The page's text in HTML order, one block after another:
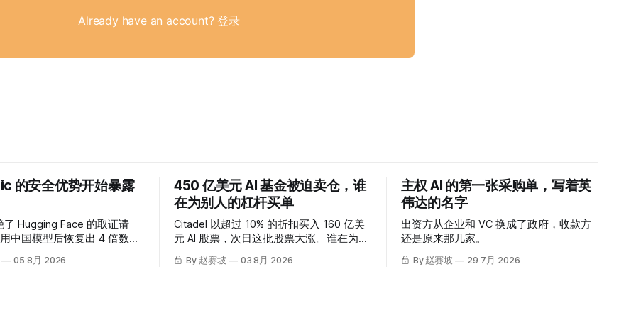
Already have an account?登录
的安全优势开始暴露
了 Hugging Face 的取证请
中国模型后恢复出 4 倍数
题。
05 8月 2026
450 亿美元 AI 基金被迫卖仓，谁
在为别人的杠杆买单
Citadel 以超过 10% 的折扣买入 160 亿美
元 AI 股票，次日这批股票大涨。谁在为这
个差价买单？
By 赵赛坡 03 8月 2026
主权 AI 的第一张采购单，写着英
伟达的名字
出资方从企业和 VC 换成了政府，收款方
还是原来那几家。
By 赵赛坡 29 7月 2026